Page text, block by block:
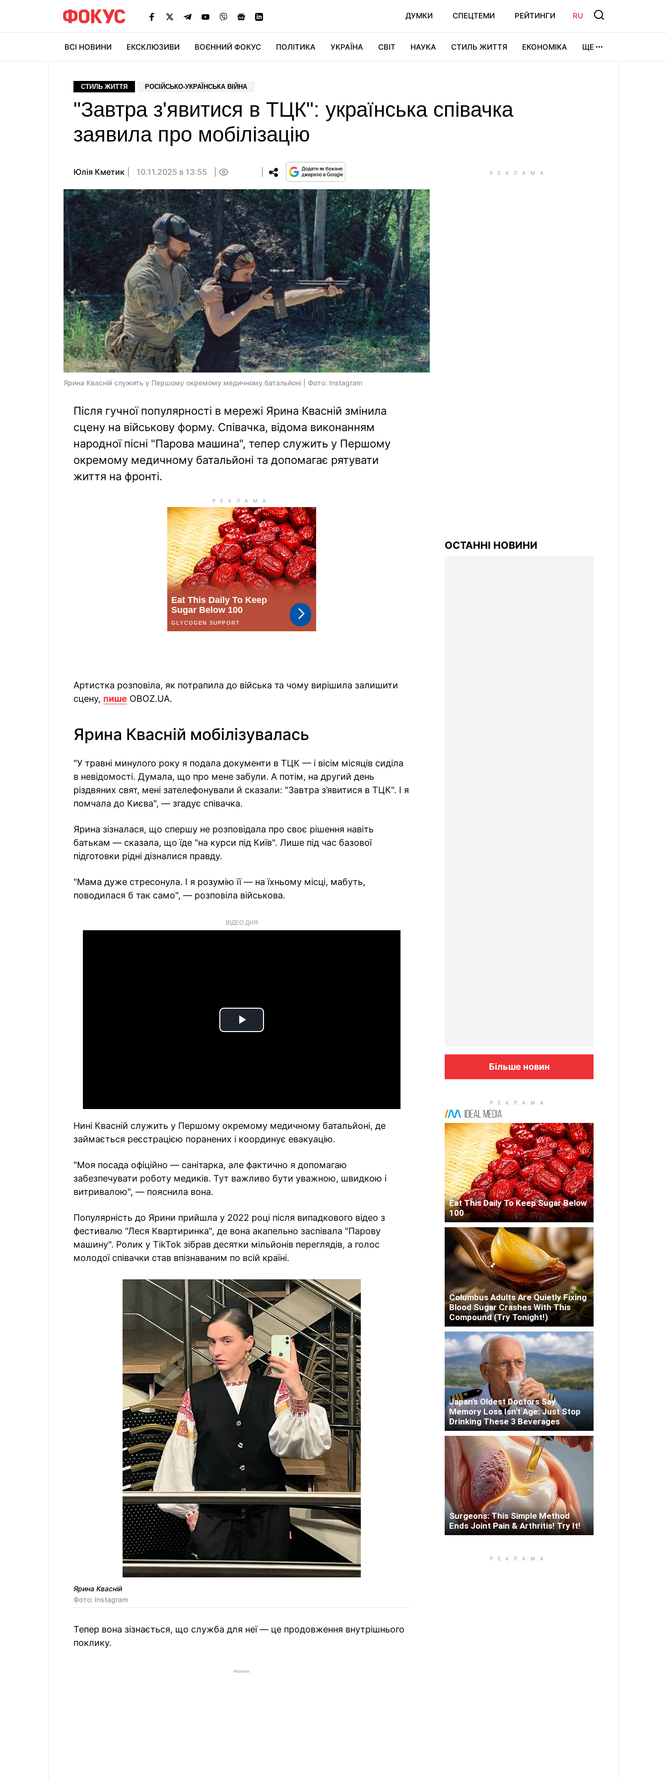
ДУМКИ СПЕЦТЕМИ РЕЙТИНГИ RU
ВСІ НОВИНИ ЕКСКЛЮЗИВИ ВОЄННИЙ ФОКУС ПОЛІТИКА УКРАЇНА СВІТ НАУКА СТИЛЬ ЖИТТЯ ЕКОНОМІКА ЩЕ
СТИЛЬ ЖИТТЯ РОСІЙСЬКО-УКРАЇНСЬКА ВІЙНА
"Завтра з'явитися в ТЦК": українська співачка
заявила про мобілізацію
Юлія Кметик 10.11.2025 в 13:55
Ярина Квасній служить у Першому окремому медичному батальйоні | Фото: Instagram
Після гучної популярності в мережі Ярина Квасній змінила
сцену на військову форму. Співачка, відома виконанням
народної пісні "Парова машина", тепер служить у Першому
окремому медичному батальйоні та допомагає рятувати
життя на фронті.
Артистка розповіла, як потрапила до війська та чому вирішила залишити
сцену, пише OBOZ.UA.
Ярина Квасній мобілізувалась
"У травні минулого року я подала документи в ТЦК — і вісім місяців сиділа
в невідомості. Думала, що про мене забули. А потім, на другий день
різдвяних свят, мені зателефонували й сказали: "Завтра з’явитися в ТЦК". І я
помчала до Києва", — згадує співачка.
Ярина зізналася, що спершу не розповідала про своє рішення навіть
батькам — сказала, що їде "на курси під Київ". Лише під час базової
підготовки рідні дізналися правду.
"Мама дуже стресонула. І я розумію її — на їхньому місці, мабуть,
поводилася б так само", — розповіла військова.
ВІДЕО ДНЯ
Play
Нині Квасній служить у Першому окремому медичному батальйоні, де
займається реєстрацією поранених і координує евакуацію.
"Моя посада офіційно — санітарка, але фактично я допомагаю
забезпечувати роботу медиків. Тут важливо бути уважною, швидкою і
витривалою", — пояснила вона.
Популярність до Ярини прийшла у 2022 році після випадкового відео з
фестивалю "Леся Квартиринка", де вона акапельно заспівала "Парову
машину". Ролик у TikTok зібрав десятки мільйонів переглядів, а голос
молодої співачки став впізнаваним по всій країні.
Ярина Квасній
Фото: Instagram
Тепер вона зізнається, що служба для неї — це продовження внутрішнього
поклику.
РЕКЛАМА
ОСТАННІ НОВИНИ
Більше новин
Eat This Daily To Keep Sugar Below
100
Columbus Adults Are Quietly Fixing
Blood Sugar Crashes With This
Compound (Try Tonight!)
Japan's Oldest Doctors Say
Memory Loss Isn't Age: Just Stop
Drinking These 3 Beverages
Surgeons: This Simple Method
Ends Joint Pain & Arthritis! Try It!